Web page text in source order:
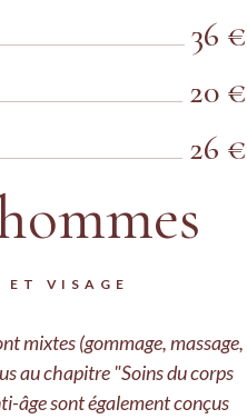
36 €
20 €
26 €
ET VISAGE
mixtes (gommage, massage,
au chapitre "Soins du corps
âge sont également conçus